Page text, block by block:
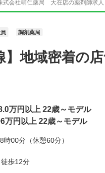
式会社輔仁薬局 大在店の薬剤師求人
調剤薬局
】地域密着の
万円以上 22歳～モデル
万円以上 22歳～モデル
00分（休憩60分）
徒歩12分